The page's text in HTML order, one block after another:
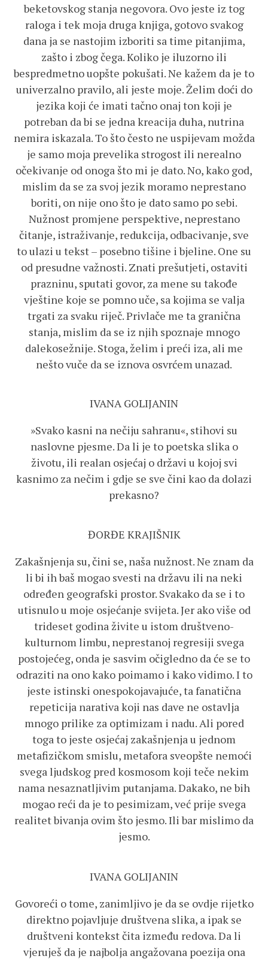
beketovskog stanja negovora. Ovo jeste iz tog
raloga i tek moja druga knjiga, gotovo svakog
dana ja se nastojim izboriti sa time pitanjima,
zašto i zbog čega. Koliko je iluzorno ili
bespredmetno uopšte pokušati. Ne kažem da je to
univerzalno pravilo, ali jeste moje. Želim doći do
jezika koji će imati tačno onaj ton koji je
potreban da bi se jedna kreacija duha, nutrina
nemira iskazala. To što često ne uspijevam možda
je samo moja prevelika strogost ili nerealno
očekivanje od onoga što mi je dato. No, kako god,
mislim da se za svoj jezik moramo neprestano
boriti, on nije ono što je dato samo po sebi.
Nužnost promjene perspektive, neprestano
čitanje, istraživanje, redukcija, odbacivanje, sve
to ulazi u tekst – posebno tišine i bjeline. One su
od presudne važnosti. Znati prešutjeti, ostaviti
prazninu, sputati govor, za mene su takođe
vještine koje se pomno uče, sa kojima se valja
trgati za svaku riječ. Privlače me ta granična
stanja, mislim da se iz njih spoznaje mnogo
dalekosežnije. Stoga, želim i preći iza, ali me
nešto vuče da se iznova osvrćem unazad.
IVANA GOLIJANIN
»Svako kasni na nečiju sahranu«, stihovi su
naslovne pjesme. Da li je to poetska slika o
životu, ili realan osjećaj o državi u kojoj svi
kasnimo za nečim i gdje se sve čini kao da dolazi
prekasno?
ĐORĐE KRAJIŠNIK
Zakašnjenja su, čini se, naša nužnost. Ne znam da
li bi ih baš mogao svesti na državu ili na neki
određen geografski prostor. Svakako da se i to
utisnulo u moje osjećanje svijeta. Jer ako više od
trideset godina živite u istom društveno-
kulturnom limbu, neprestanoj regresiji svega
postojećeg, onda je sasvim očigledno da će se to
odraziti na ono kako poimamo i kako vidimo. I to
jeste istinski onespokojavajuće, ta fanatična
repeticija narativa koji nas dave ne ostavlja
mnogo prilike za optimizam i nadu. Ali pored
toga to jeste osjećaj zakašnjenja u jednom
metafizičkom smislu, metafora sveopšte nemoći
svega ljudskog pred kosmosom koji teče nekim
nama nesaznatljivim putanjama. Dakako, ne bih
mogao reći da je to pesimizam, već prije svega
realitet bivanja ovim što jesmo. Ili bar mislimo da
jesmo.
IVANA GOLIJANIN
Govoreći o tome, zanimljivo je da se ovdje rijetko
direktno pojavljuje društvena slika, a ipak se
društveni kontekst čita između redova. Da li
vjeruješ da je najbolja angažovana poezija ona